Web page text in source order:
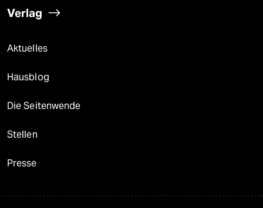
Verlag
Aktuelles
Hausblog
Die Seitenwende
Stellen
Presse